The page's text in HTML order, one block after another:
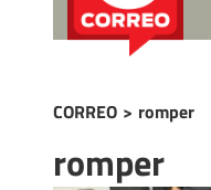
CORREO > romper
romper